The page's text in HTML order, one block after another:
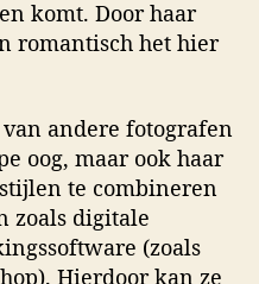
komt. Door haar
romantisch het hier
andere fotografen
oog, maar ook haar
te combineren
zoals digitale
(zoals
Hierdoor kan ze